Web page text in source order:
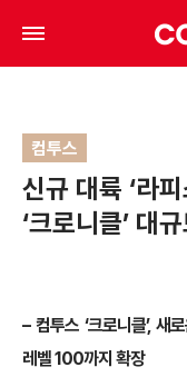
컴투스
신규 대륙 ‘라
‘크로니클’ 대
– 컴투스 ‘크로니클’, 새
레벨 100까지 확장